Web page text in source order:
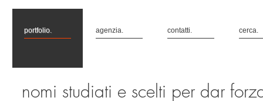
portfolio. agenzia. contatti. cerca.
nomi studiati e scelti per dar